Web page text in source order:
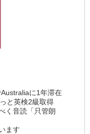
に1年滞在
と英検2級取得
く音読「只管朗
ます